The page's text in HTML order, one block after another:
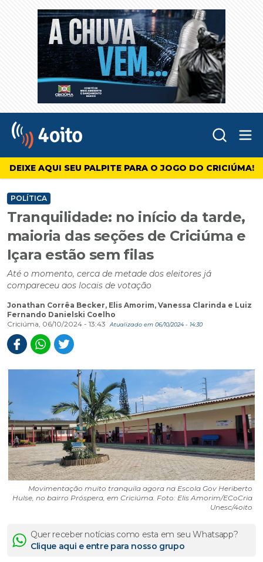
4oito
DEIXE AQUI SEU PALPITE PARA O JOGO DO CRICIÚMA!
POLÍTICA
Tranquilidade: no início da tarde,
maioria das seções de Criciúma e
Içara estão sem filas
Até o momento, cerca de metade dos eleitores já
compareceu aos locais de votação
Jonathan Corrêa Becker, Elis Amorim, Vanessa Clarinda e Luiz
Fernando Danielski Coelho
Criciúma, 06/10/2024 - 13:43
Atualizado em 06/10/2024 - 14:30
Movimentação muito tranquila agora na Escola Gov Heriberto
Hulse, no bairro Próspera, em Criciúma. Foto: Elis Amorim/ECoCria
Unesc/4oito
Quer receber notícias como esta em seu Whatsapp?
Clique aqui e entre para nosso grupo